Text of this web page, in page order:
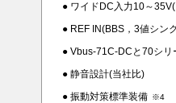
● ワイドDC入力10～
● REF IN(BBS，3値シン
● Vbus-71C-DCと70シリ
● 静音設計(当社比)
● 振動対策標準装備 ※4